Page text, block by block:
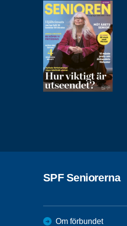
SPF Seniorerna
Om förbundet